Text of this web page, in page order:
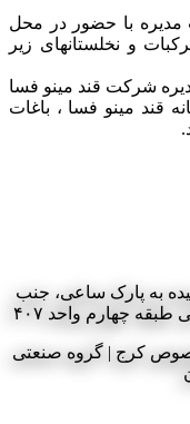
مدیره با حضور در محل
و نخلستانهای زیر
شرکت قند مینو فسا
قند مینو فسا ، باغات
به پارک ساعی، جنب
چهارم واحد ۴۰۷
10 جاده مخصوص کرج | گروه صنعتی